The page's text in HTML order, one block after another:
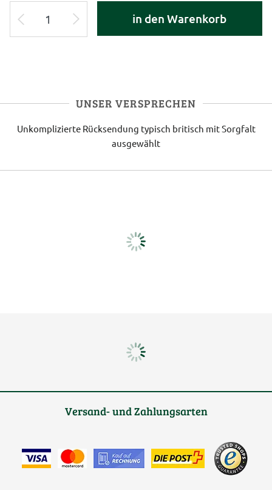
in den Warenkorb
UNSER VERSPRECHEN
Unkomplizierte Rücksendung typisch britisch mit Sorgfalt
ausgewählt
Versand- und Zahlungsarten